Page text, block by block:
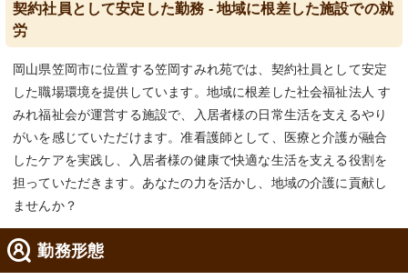
契約社員として安定した勤務 - 地域に根差した施設での就
労
岡山県笠岡市に位置する笠岡すみれ苑では、契約社員として安定
した職場環境を提供しています。地域に根差した社会福祉法人 す
みれ福祉会が運営する施設で、入居者様の日常生活を支えるやり
がいを感じていただけます。准看護師として、医療と介護が融合
したケアを実践し、入居者様の健康で快適な生活を支える役割を
担っていただきます。あなたの力を活かし、地域の介護に貢献し
ませんか？
勤務形態